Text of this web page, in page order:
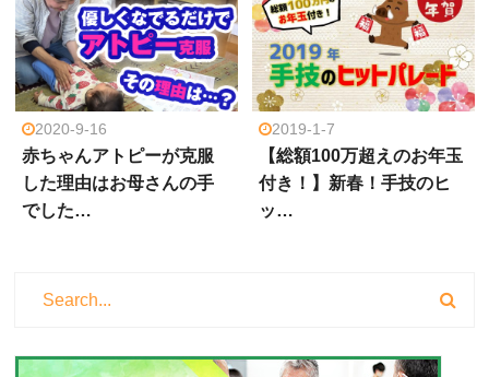
2020-9-16
赤ちゃんアトピーが克服
した理由はお母さんの手
でした…
2019-1-7
【総額100万超えのお年玉
付き！】新春！手技のヒ
ッ…